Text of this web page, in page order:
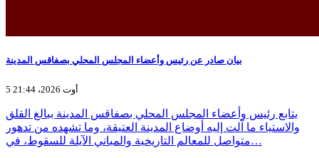
بيان صادر عن رئيس وأعضاء المجلس المحلي بصفاقس المدينة
5 أوت 2026، 21:44
يتابع رئيس وأعضاء المجلس المحلي بصفاقس المدينة ببالغ القلق
والاستياء ما آلت إليه أوضاع المدينة العتيقة، وما تشهده من تدهور
متواصل للمعالم التاريخية والمباني الآيلة للسقوط، في…